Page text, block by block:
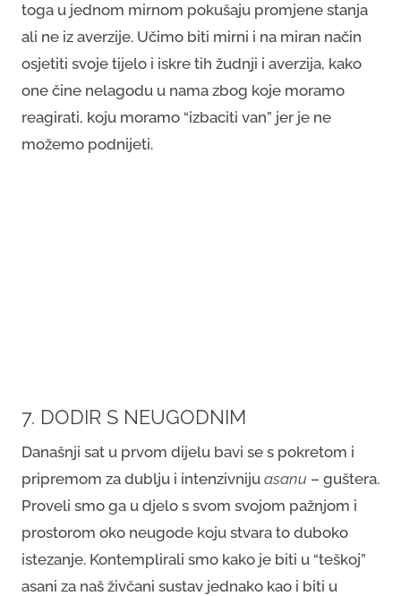
toga u jednom mirnom pokušaju promjene stanja
ali ne iz averzije. Učimo biti mirni i na miran način
osjetiti svoje tijelo i iskre tih žudnji i averzija, kako
one čine nelagodu u nama zbog koje moramo
reagirati, koju moramo “izbaciti van” jer je ne
možemo podnijeti.
7. DODIR S NEUGODNIM
Današnji sat u prvom dijelu bavi se s pokretom i
pripremom za dublju i intenzivniju asanu – guštera.
Proveli smo ga u djelo s svom svojom pažnjom i
prostorom oko neugode koju stvara to duboko
istezanje. Kontemplirali smo kako je biti u “teškoj”
asani za naš živčani sustav jednako kao i biti u